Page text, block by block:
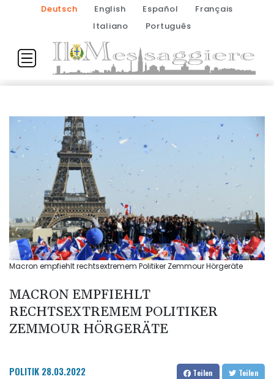
Deutsch English Español
Français
Italiano
Português
Macron empfiehlt rechtsextremem Politiker Zemmour Hörgeräte
MACRON EMPFIEHLT
RECHTSEXTREMEM POLITIKER
ZEMMOUR HÖRGERÄTE
POLITIK 28.03.2022 Teilen Teilen